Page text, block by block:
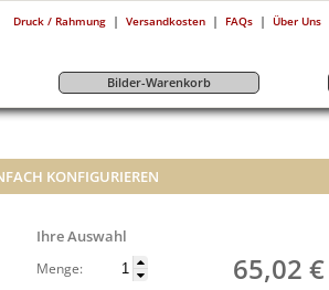
Druck / Rahmung | Versandkosten | FAQs | Über Uns
Bilder-Warenkorb
KONFIGURIEREN
Ihre Auswahl
Menge: 65,02 €